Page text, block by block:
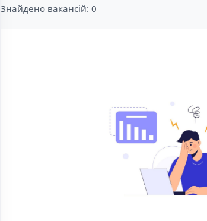
Знайдено вакансій: 0